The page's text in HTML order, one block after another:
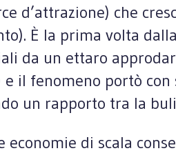
d’attrazione) che
È la prima volta
da un ettaro
il fenomeno portò con
un rapporto tra la
di scala